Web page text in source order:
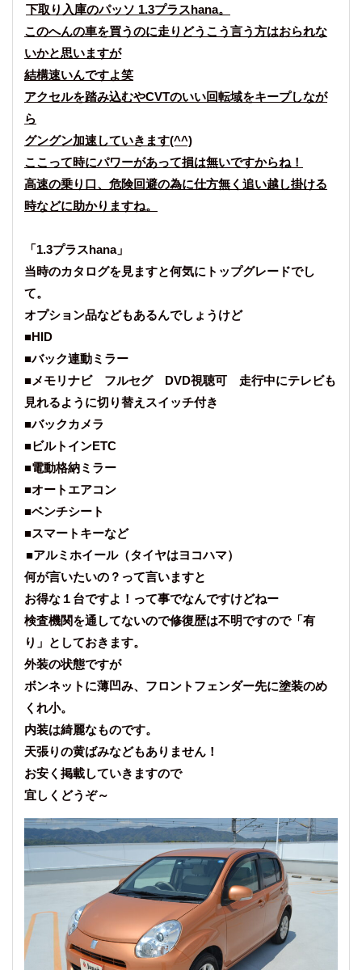
下取り入庫のパッソ 1.3プラスhana。
このへんの車を買うのに走りどうこう言う方はおられな
いかと思いますが
結構速いんですよ笑
アクセルを踏み込むやCVTのいい回転域をキープしなが
ら
グングン加速していきます(^^)
ここって時にパワーがあって損は無いですからね！
高速の乗り口、危険回避の為に仕方無く追い越し掛ける
時などに助かりますね。
「1.3プラスhana」
当時のカタログを見ますと何気にトップグレードでし
て。
オプション品などもあるんでしょうけど
■HID
■バック連動ミラー
■メモリナビ フルセグ DVD視聴可 走行中にテレビも
見れるように切り替えスイッチ付き
■バックカメラ
■ビルトインETC
■電動格納ミラー
■オートエアコン
■ベンチシート
■スマートキーなど
■アルミホイール（タイヤはヨコハマ）
何が言いたいの？って言いますと
お得な１台ですよ！って事でなんですけどねー
検査機関を通してないので修復歴は不明ですので「有
り」としておきます。
外装の状態ですが
ボンネットに薄凹み、フロントフェンダー先に塗装のめ
くれ小。
内装は綺麗なものです。
天張りの黄ばみなどもありません！
お安く掲載していきますので
宜しくどうぞ～